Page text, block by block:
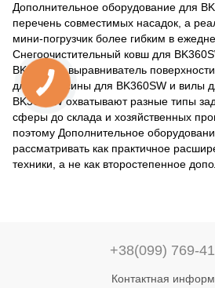
Дополнительное оборудование для
перечень совместимых насадок, а
мини-погрузчик более гибким в
Снегоочистительный ковш для
BK360SW, выравниватель
для древесины для BK360SW и вилы
BK360SW охватывают разные типы
сферы до склада и хозяйственных
поэтому Дополнительное
рассматривать как практичное
техники, а не как второстепенное
+38(099) 769-
Контактная